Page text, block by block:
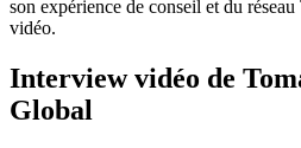
son expérience de conseil et du
vidéo.
Interview vidéo de
Global